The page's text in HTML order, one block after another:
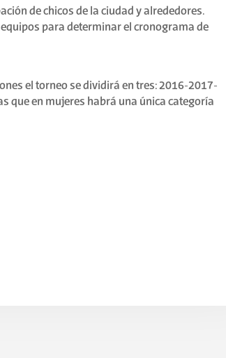
de chicos de la ciudad y alrededores.
para determinar el cronograma de
el torneo se dividirá en tres: 2016-2017-
que en mujeres habrá una única categoría